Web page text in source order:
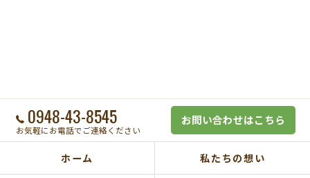
0948-43-8545
お気軽にお電話でご連絡ください
お問い合わせはこちら
ホーム 私たちの想い